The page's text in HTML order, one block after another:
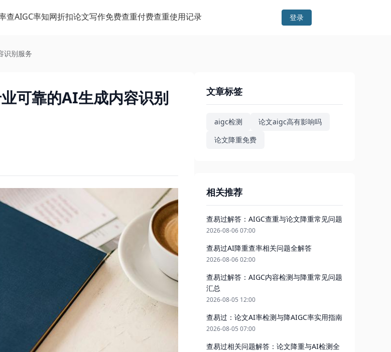
查AIGC率知网折扣论文写作免费查重付费查重使用记录 登录
识别服务
可靠的AI生成内容识别
文章标签
aigc检测
论文aigc高有影响吗
论文降重免费
相关推荐
查易过解答：AIGC查重与论文降重常见问题
2026-08-06 07:00
查易过AI降重查率相关问题全解答
2026-08-06 02:00
查易过解答：AIGC内容检测与降重常见问题
汇总
2026-08-05 12:00
查易过：论文AI率检测与降AIGC率实用指南
2026-08-05 07:00
查易过相关问题解答：论文降重与AI检测全